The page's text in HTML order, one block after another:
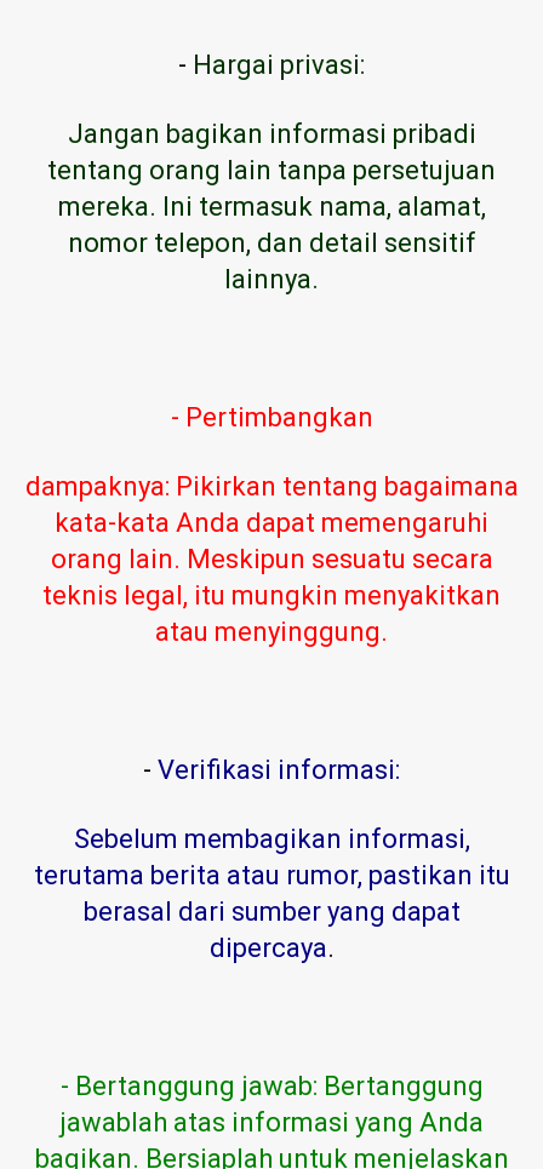
- Hargai privasi:
Jangan bagikan informasi pribadi
tentang orang lain tanpa persetujuan
mereka. Ini termasuk nama, alamat,
nomor telepon, dan detail sensitif
lainnya.
- Pertimbangkan
dampaknya: Pikirkan tentang bagaimana
kata-kata Anda dapat memengaruhi
orang lain. Meskipun sesuatu secara
teknis legal, itu mungkin menyakitkan
atau menyinggung.
- Verifikasi informasi:
Sebelum membagikan informasi,
terutama berita atau rumor, pastikan itu
berasal dari sumber yang dapat
dipercaya.
- Bertanggung jawab: Bertanggung
jawablah atas informasi yang Anda
bagikan. Bersiaplah untuk menjelaskan